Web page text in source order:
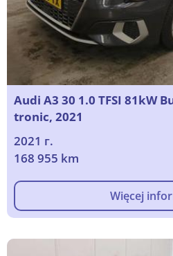
Audi A3 30 1.0 TFSI 81kW
tronic, 2021
2021 г.
168 955 km
Więcej